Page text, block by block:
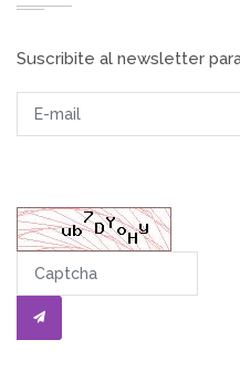
Suscribite al newsletter